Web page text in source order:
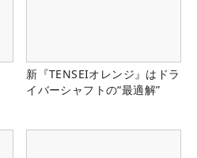
新『TENSEIオレンジ』はドラ
イバーシャフトの“最適解”